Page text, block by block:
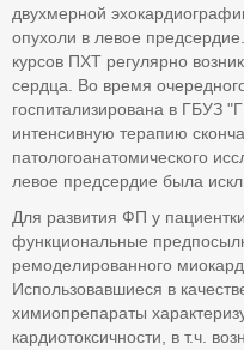
двухмерной
опухоли в левое
курсов ПХТ регулярно
сердца. Во время
госпитализирована в ГБУЗ
интенсивную терапию
патологоанатомического
левое предсердие была
Для развития ФП у
функциональные
ремоделированного
Использовавшиеся в
химиопрепараты
кардиотоксичности, в т.ч.